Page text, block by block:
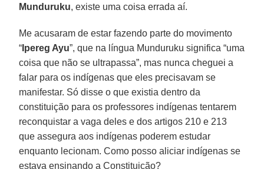
Munduruku, existe uma coisa errada aí.
Me acusaram de estar fazendo parte do movimento
“ Ipereg Ayu”, que na língua Munduruku significa “uma
coisa que não se ultrapassa”, mas nunca cheguei a
falar para os indígenas que eles precisavam se
manifestar. Só disse o que existia dentro da
constituição para os professores indígenas tentarem
reconquistar a vaga deles e dos artigos 210 e 213
que assegura aos indígenas poderem estudar
enquanto lecionam. Como posso aliciar indígenas se
estava ensinando a Constituição?